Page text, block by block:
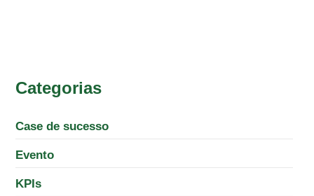
Categorias
Case de sucesso
Evento
KPIs